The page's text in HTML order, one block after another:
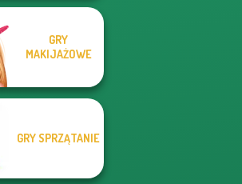
GRY
MAKIJAŻOWE
GRY SPRZĄTANIE